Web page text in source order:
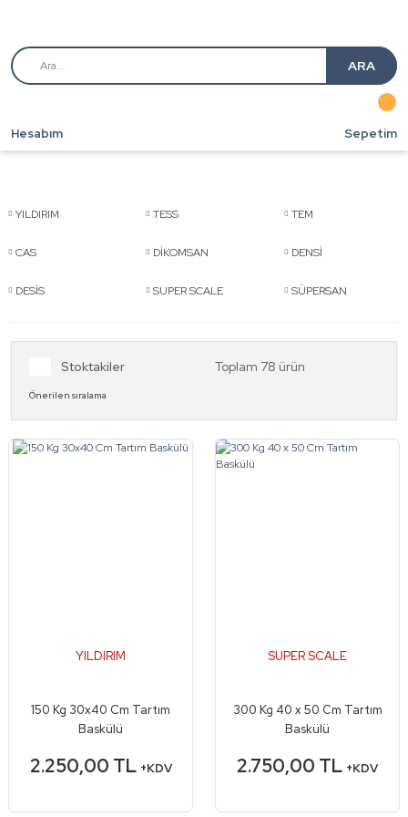
ARA
Hesabım Sepetim
YILDIRIM TESS TEM
CAS DİKOMSAN DENSİ
DESİS SUPER SCALE SÜPERSAN
Stoktakiler Toplam 78 ürün
YILDIRIM
150 Kg 30x40 Cm Tartım
Baskülü
2.250,00 TL +KDV
SUPER SCALE
300 Kg 40 x 50 Cm Tartım
Baskülü
2.750,00 TL +KDV